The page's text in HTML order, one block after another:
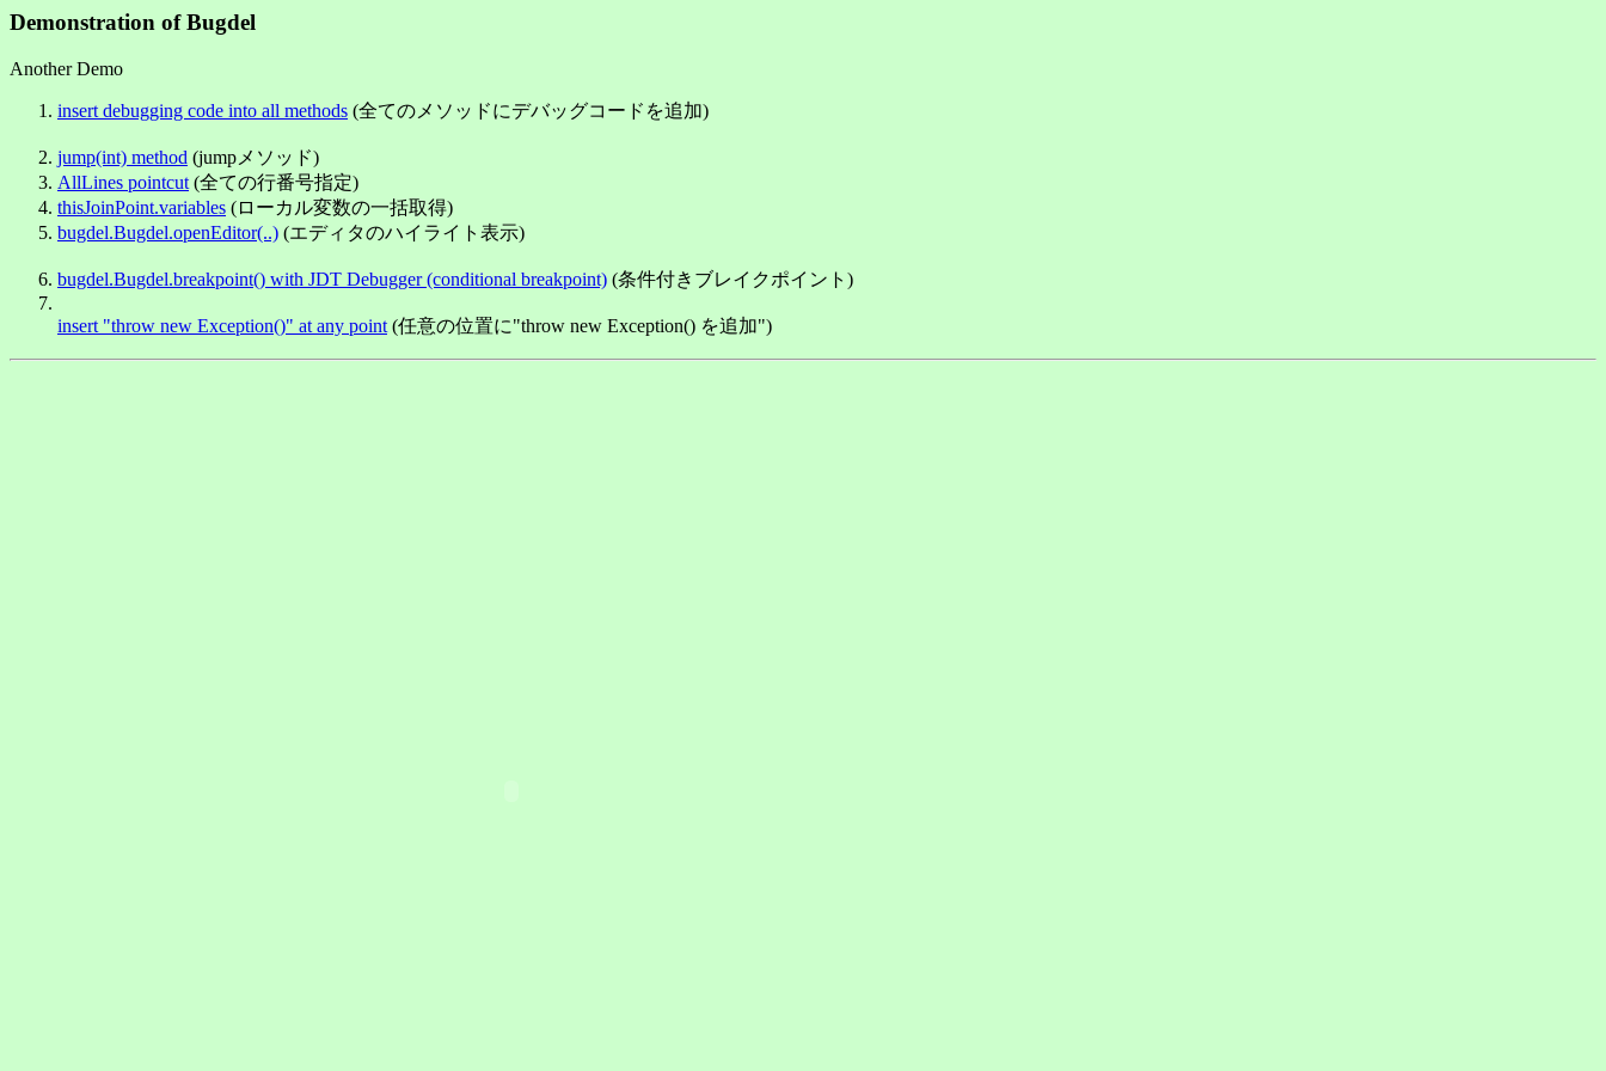
Demonstration of Bugdel
Another Demo
insert debugging code into all methods (全てのメソッドにデバッグコードを追加)
jump(int) method (jumpメソッド)
AllLines pointcut (全ての行番号指定)
thisJoinPoint.variables (ローカル変数の一括取得)
bugdel.Bugdel.openEditor(..) (エディタのハイライト表示)
bugdel.Bugdel.breakpoint() with JDT Debugger (conditional breakpoint) (条件付きブレイクポイント)
insert "throw new Exception()" at any point (任意の位置に"throw new Exception() を追加")